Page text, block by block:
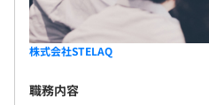
株式会社STELAQ
職務内容